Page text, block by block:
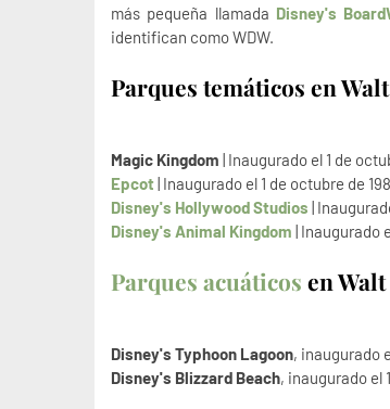
más pequeña llamada Disney's
identifican como WDW.
Parques temáticos en
Magic Kingdom | Inaugurado el 1 de
Epcot| Inaugurado el 1 de octubre de
Disney's Hollywood Studios |
Disney's Animal Kingdom | Inaugurado
Parques acuáticos en
Disney's Typhoon Lagoon, inaugurado
Disney's Blizzard Beach, inaugurado el